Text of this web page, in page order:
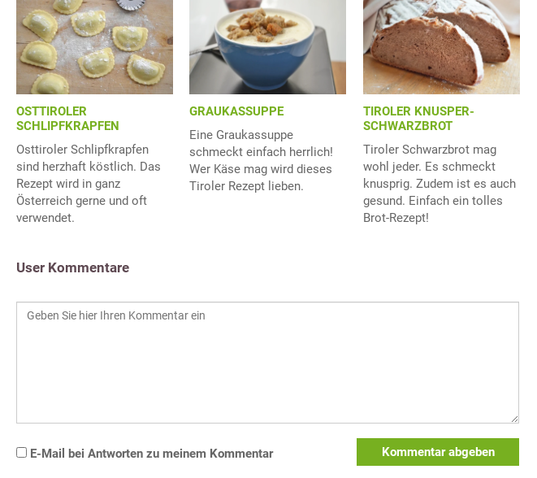
OSTTIROLER
SCHLIPFKRAPFEN
Osttiroler Schlipfkrapfen
sind herzhaft köstlich. Das
Rezept wird in ganz
Österreich gerne und oft
verwendet.
GRAUKASSUPPE
Eine Graukassuppe
schmeckt einfach herrlich!
Wer Käse mag wird dieses
Tiroler Rezept lieben.
TIROLER KNUSPER-
SCHWARZBROT
Tiroler Schwarzbrot mag
wohl jeder. Es schmeckt
knusprig. Zudem ist es auch
gesund. Einfach ein tolles
Brot-Rezept!
User Kommentare
E-Mail bei Antworten zu meinem Kommentar Kommentar abgeben